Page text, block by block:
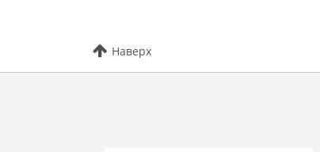
Наверх